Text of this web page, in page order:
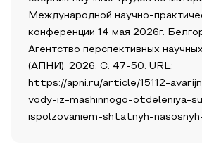
Международной научно-
конференции 14 мая 2026г.
Агентство перспективных
(АПНИ), 2026. С. 47-50. URL:
https://apni.ru/article/15112-
vody-iz-mashinnogo-otdeleniya-
ispolzovaniem-shtatnyh-